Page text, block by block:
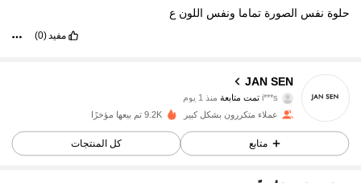
حلوة نفس الصورةتماما ونفس اللون ع
مفيد (0)
JAN SEN
i***sتمت متابعة منذ 1 يوم
4.72
310 متابعون
310 متابعون
عملاء متكررون بشكل كبير 9.2K تم بيعها مؤخرًا
متابع كل المنتجات